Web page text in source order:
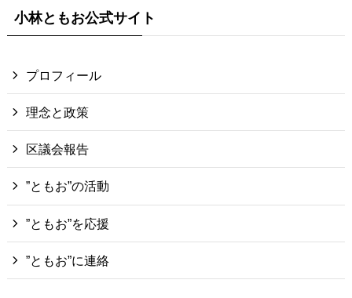
小林ともお公式サイト
プロフィール
理念と政策
区議会報告
”ともお”の活動
”ともお”を応援
”ともお”に連絡